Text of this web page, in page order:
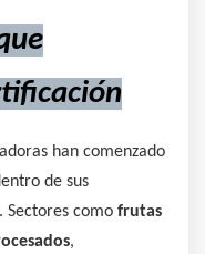
han comenzado
de sus
como frutas
,